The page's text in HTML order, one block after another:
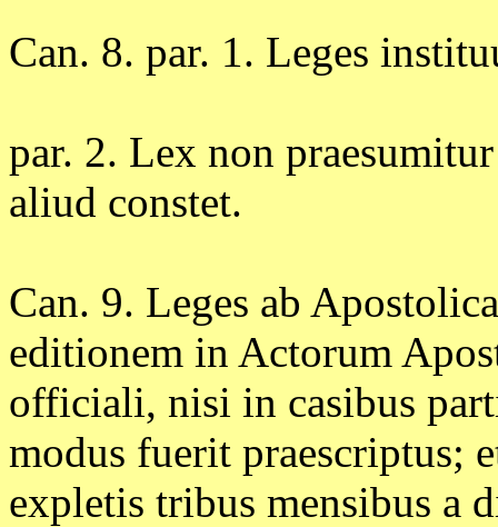
Can. 8. par. 1. Leges
par. 2. Lex non
aliud constet.
Can. 9. Leges ab
editionem in Actorum
officiali, nisi in casibus
modus fuerit praescriptus;
expletis tribus mensibus a